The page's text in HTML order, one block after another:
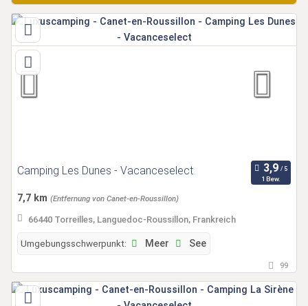
Camping Les Dunes - Vacanceselect
1 Bew.
7,7 km (Entfernung von Canet-en-Roussillon)
66440 Torreilles, Languedoc-Roussillon, Frankreich
Umgebungsschwerpunkt: Meer See
99